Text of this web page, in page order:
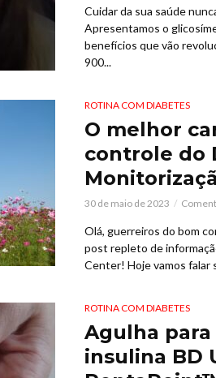
Cuidar da sua saúde
Apresentamos o
benefícios que vão
900...
ROTINA COM DIABETES
O melhor
controle do
30 de maio de 2023
Olá, guerreiros do bom
post repleto de
Center! Hoje vamos falar
ROTINA COM DIABETES
Agulha
insulina BD